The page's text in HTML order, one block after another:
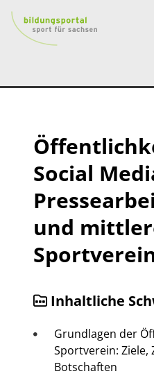
Social
und
Inhaltliche
Grundlagen der
Sportverein: Ziele,
Botschaften